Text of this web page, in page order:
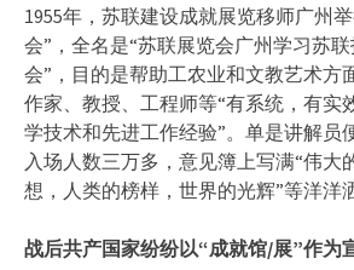
1955年，苏联建设成就展览移师广州
会”，全名是“苏联展览会广州学习苏
会”，目的是帮助工农业和文教艺术方
作家、教授、工程师等“有系统，有实
学技术和先进工作经验”。单是讲解员
入场人数三万多，意见簿上写满“伟大
想，人类的榜样，世界的光辉”等洋洋
战后共产国家纷纷以“成就馆/展”作为